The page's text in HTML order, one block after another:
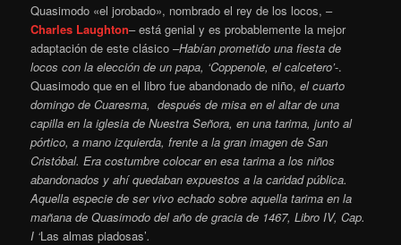
Quasimodo «el jorobado», nombrado el rey de los locos, –
Charles Laughton– está genial y es probablemente la mejor
adaptación de este clásico –Habían prometido una fiesta de
locos con la elección de un papa, ‘Coppenole, el calcetero’-.
Quasimodo que en el libro fue abandonado de niño,el cuarto
domingo de Cuaresma, después de misa en el altar de una
capilla en la iglesia de Nuestra Señora, en una tarima, junto al
pórtico, a mano izquierda, frente a la gran imagen de San
Cristóbal. Era costumbre colocar en esa tarima a los niños
abandonados y ahí quedaban expuestos a la caridad pública.
Aquella especie de ser vivo echado sobre aquella tarima en la
mañana de Quasimodo del año de gracia de 1467, Libro IV, Cap.
I ‘Las almas piadosas’.